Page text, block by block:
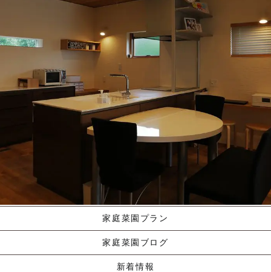
資料請求する
施工ギャラリー
くりやま建築のこだわり
家庭菜園プラン
家庭菜園ブログ
新着情報